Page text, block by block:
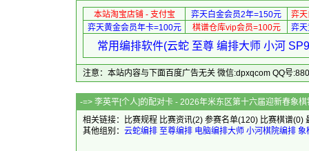
本站淘宝店铺 - 支付宝 弈天白金会员2年=150元
弈
弈天黄金会员年卡=100元
棋谱仓库vip会员=100元 弈
常用编排软件(云蛇 至尊 编排大师 小河
注意：本站内容与下面百度广告无关 微信:dpxqcom QQ号
-=> 李英平[个人]的配对卡 - 2026年米东区
相关链接：
比赛规程 比赛资讯(2) 参赛名单(120) 比赛棋谱(0)
其他组别： 云蛇编排 至尊编排 电脑编排大师 小河棋院编排 象